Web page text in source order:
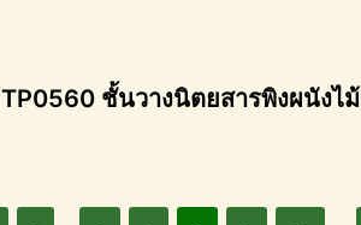
TP0560 ชั้นวางนิตยสารพิงผนังไม้